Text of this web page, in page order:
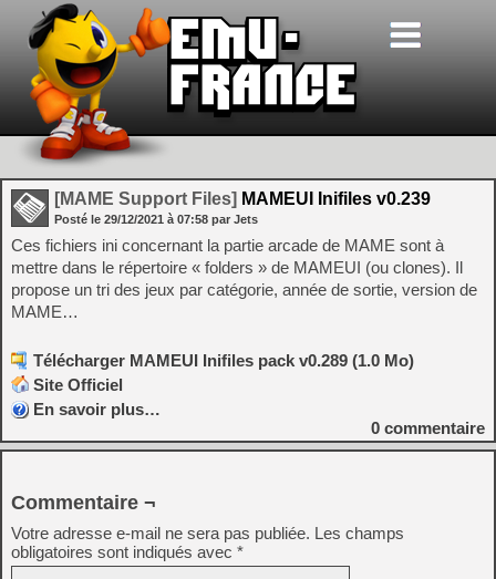
[MAME Support Files] MAMEUI Inifiles v0.239
Posté le 29/12/2021 à 07:58 par Jets
Ces fichiers ini concernant la partie arcade de MAME sont à
mettre dans le répertoire « folders » de MAMEUI (ou clones). Il
propose un tri des jeux par catégorie, année de sortie, version de
MAME…
Télécharger MAMEUI Inifiles pack v0.289 (1.0 Mo)
Site Officiel
En savoir plus…
0 commentaire
Commentaire ¬
Votre adresse e-mail ne sera pas publiée. Les champs
obligatoires sont indiqués avec *